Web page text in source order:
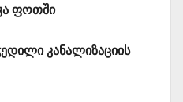
ფოთში
კანალიზაციის